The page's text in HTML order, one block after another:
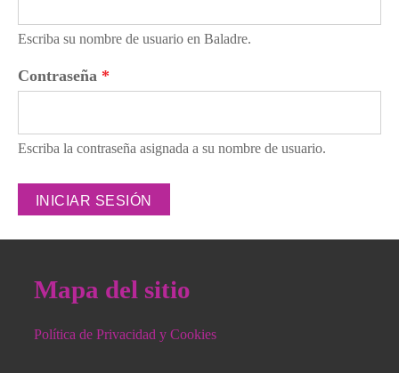
Escriba su nombre de usuario en Baladre.
Contraseña *
Escriba la contraseña asignada a su nombre de usuario.
Mapa del sitio
Política de Privacidad y Cookies